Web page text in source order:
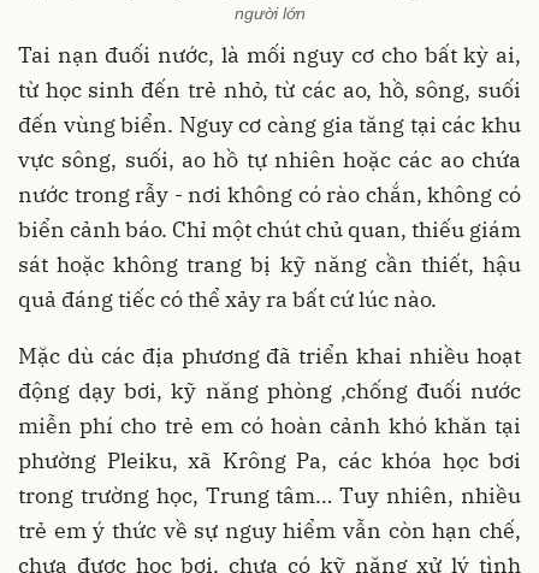
người lớn
Tai nạn đuối nước, là mối nguy cơ cho bất kỳ ai,
từ học sinh đến trẻ nhỏ, từ các ao, hồ, sông, suối
đến vùng biển. Nguy cơ càng gia tăng tại các khu
vực sông, suối, ao hồ tự nhiên hoặc các ao chứa
nước trong rẫy - nơi không có rào chắn, không có
biển cảnh báo. Chỉ một chút chủ quan, thiếu giám
sát hoặc không trang bị kỹ năng cần thiết, hậu
quả đáng tiếc có thể xảy ra bất cứ lúc nào.
Mặc dù các địa phương đã triển khai nhiều hoạt
động dạy bơi, kỹ năng phòng ,chống đuối nước
miễn phí cho trẻ em có hoàn cảnh khó khăn tại
phường Pleiku, xã Krông Pa, các khóa học bơi
trong trường học, Trung tâm… Tuy nhiên, nhiều
trẻ em ý thức về sự nguy hiểm vẫn còn hạn chế,
chưa được học bơi, chưa có kỹ năng xử lý tình